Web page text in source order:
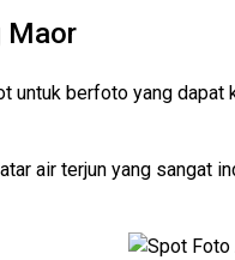
Maor
untuk berfoto yang
air terjun yang sangat